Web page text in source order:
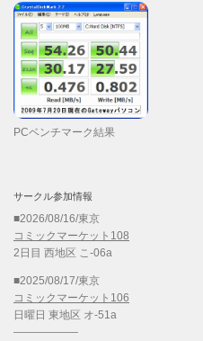
PCベンチマーク結果
サークル参加情報
■2026/08/16/東京
コミックマーケット108
2日目 西地区 こ-06a
■2025/08/17/東京
コミックマーケット106
日曜日 東地区 オ-51a
——————